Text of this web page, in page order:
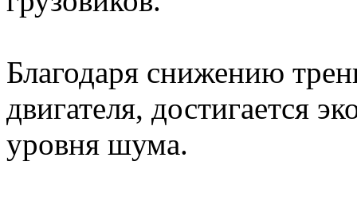
Благодаря снижению
двигателя, достигается
уровня шума.